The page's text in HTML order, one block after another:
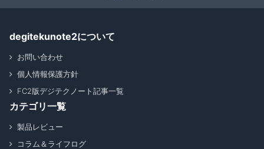
degitekunote2について
お問い合わせ
個人情報保護方針
FC2版デジテクノート記事一覧
カテゴリ一覧
製品レビュー
コラム＆ライフログ